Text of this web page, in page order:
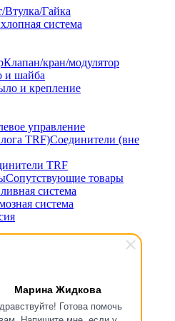
Марина Жидкова
Готова помочь
Втулка/Гайка
система
Клапан/кран/модулятор
и шайба
и крепление
управление
Соединители (вне
TRF
Сопутствующие товары
система
система